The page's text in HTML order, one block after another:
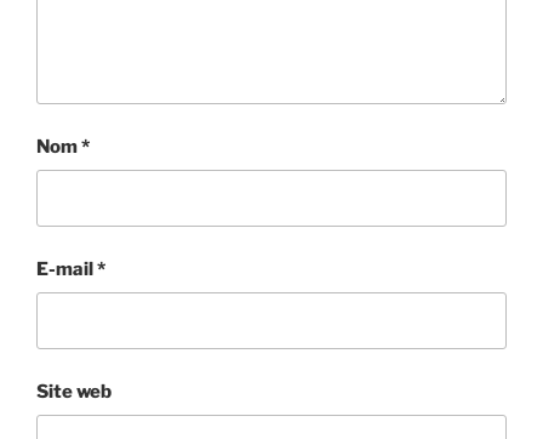
Nom*
E-mail*
Site web